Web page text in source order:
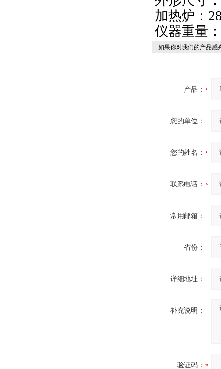
加热炉：
仪器重量
如果你对我们的产品感
产品：
您的单位：
您的姓名：
联系电话：
常用邮箱：
省份：
详细地址：
补充说明：
验证码：